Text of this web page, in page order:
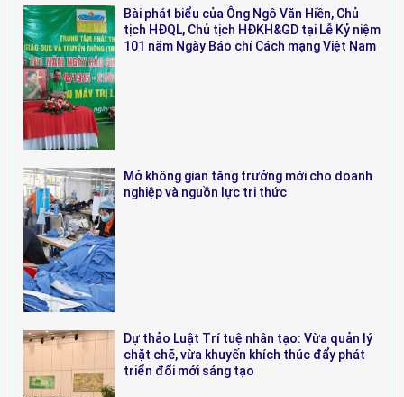
Bài phát biểu của Ông Ngô Văn Hiền, Chủ
tịch HĐQL, Chủ tịch HĐKH&GD tại Lễ Kỷ niệm
101 năm Ngày Báo chí Cách mạng Việt Nam
Mở không gian tăng trưởng mới cho doanh
nghiệp và nguồn lực tri thức
Dự thảo Luật Trí tuệ nhân tạo: Vừa quản lý
chặt chẽ, vừa khuyến khích thúc đẩy phát
triển đổi mới sáng tạo